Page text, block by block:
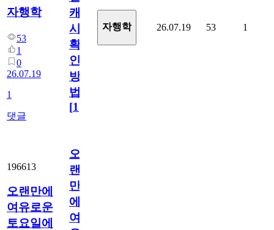
자행학
53
1
0
26.07.19
1
댓글
캐
시
확
인
방
법
[1]
자행학 26.07.19 53 1
196613
오랜만에
여유로운
토요일에
오
랜
만
에
여